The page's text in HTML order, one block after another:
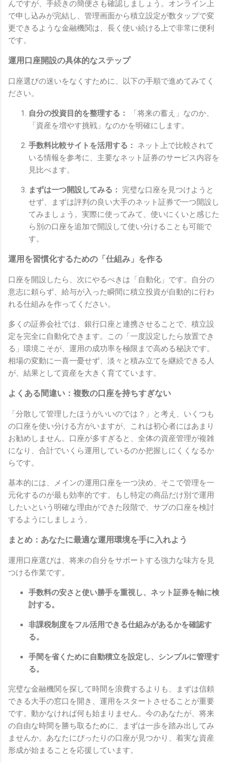
んですが、手続きの簡便さも確認しましょう。オンライン上
で申し込みが完結し、管理画面から積立設定が数タップで変
更できるような金融機関は、長く使い続ける上で非常に便利
です。
運用口座開設の具体的なステップ
口座選びの迷いをなくすために、以下の手順で進めてみてく
ださい。
自分の投資目的を整理する：
「将来の蓄え」なのか、
「資産を増やす挑戦」なのかを明確にします。
手数料比較サイトを活用する：
ネット上で比較されて
いる情報を参考に、主要なネット証券のサービス内容を
見比べます。
まずは一つ開設してみる：
完璧な口座を見つけようと
せず、まずは評判の良い大手のネット証券で一つ開設し
てみましょう。実際に使ってみて、使いにくいと感じた
ら別の口座を追加で開設して使い分けることも可能で
す。
運用を習慣化するための「仕組み」を作る
口座を開設したら、次にやるべきは「自動化」です。自分の
意志に頼らず、給与が入った瞬間に積立投資が自動的に行わ
れる仕組みを作ってください。
多くの証券会社では、銀行口座と連携させることで、積立設
定を完全に自動化できます。この「一度設定したら放置でき
る」環境こそが、運用の成功率を極限まで高める秘訣です。
相場の変動に一喜一憂せず、淡々と積み立てを継続できる人
が、結果として資産を大きく育てています。
よくある間違い：複数の口座を持ちすぎない
「分散して管理したほうがいいのでは？」と考え、いくつも
の口座を使い分ける方がいますが、これは初心者にはあまり
お勧めしません。口座が多すぎると、全体の資産管理が複雑
になり、合計でいくら運用しているのか把握しにくくなるか
らです。
基本的には、メインの運用口座を一つ決め、そこで管理を一
元化するのが最も効率的です。もし特定の商品だけ別で運用
したいという明確な理由ができた段階で、サブの口座を検討
するようにしましょう。
まとめ：あなたに最適な運用環境を手に入れよう
運用口座選びは、将来の自分をサポートする強力な味方を見
つける作業です。
手数料の安さと使い勝手を重視し、ネット証券を軸に検
討する。
非課税制度をフル活用できる仕組みがあるかを確認す
る。
手間を省くために自動積立を設定し、シンプルに管理す
る。
完璧な金融機関を探して時間を浪費するよりも、まずは信頼
できる大手の窓口を開き、運用をスタートさせることが重要
です。動かなければ何も始まりません。今のあなたが、将来
の自由な時間を勝ち取るために、まずは一歩を踏み出してみ
ませんか。あなたにぴったりの口座が見つかり、着実な資産
形成が始まることを応援しています。